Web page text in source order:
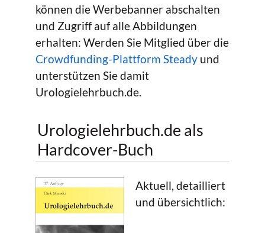
können die Werbebanner abschalten
und Zugriff auf alle Abbildungen
erhalten: Werden Sie Mitglied über die
Crowdfunding-Plattform Steady und
unterstützen Sie damit
Urologielehrbuch.de.
Urologielehrbuch.de als
Hardcover-Buch
Aktuell, detailliert
und übersichtlich: